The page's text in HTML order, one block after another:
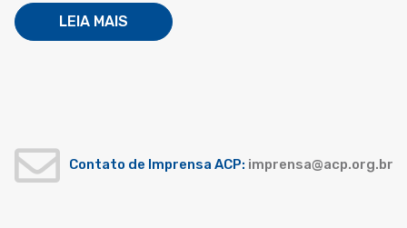
LEIA MAIS
Contato de Imprensa ACP: imprensa@acp.org.br